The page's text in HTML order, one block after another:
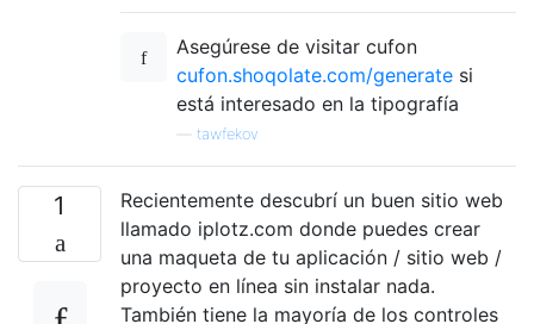
Asegúrese de visitar cufon
cufon.shoqolate.com/generate si
está interesado en la tipografía
tawfekov
1
Recientemente descubrí un buen sitio web
llamado iplotz.com donde puedes crear
una maqueta de tu aplicación / sitio web /
proyecto en línea sin instalar nada.
También tiene la mayoría de los controles